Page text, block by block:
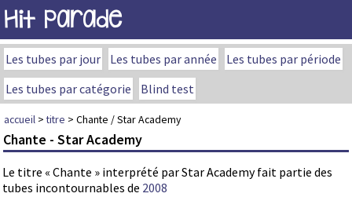
Hit Parade
Les tubes par jour Les tubes par année
Les tubes par période
Les tubes par catégorie
Blind test
accueil >titre > Chante / Star Academy
Chante - Star Academy
Le titre « Chante » interprété par Star Academy fait partie des
tubes incontournables de 2008